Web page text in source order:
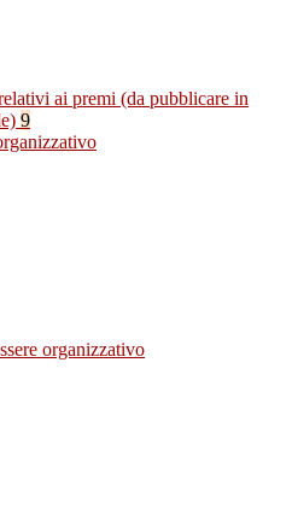
ai premi (da pubblicare in
9
organizzativo